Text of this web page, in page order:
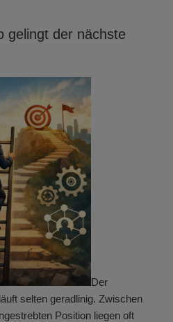
gelingt der nächste
Der
selten geradlinig. Zwischen
Position liegen oft